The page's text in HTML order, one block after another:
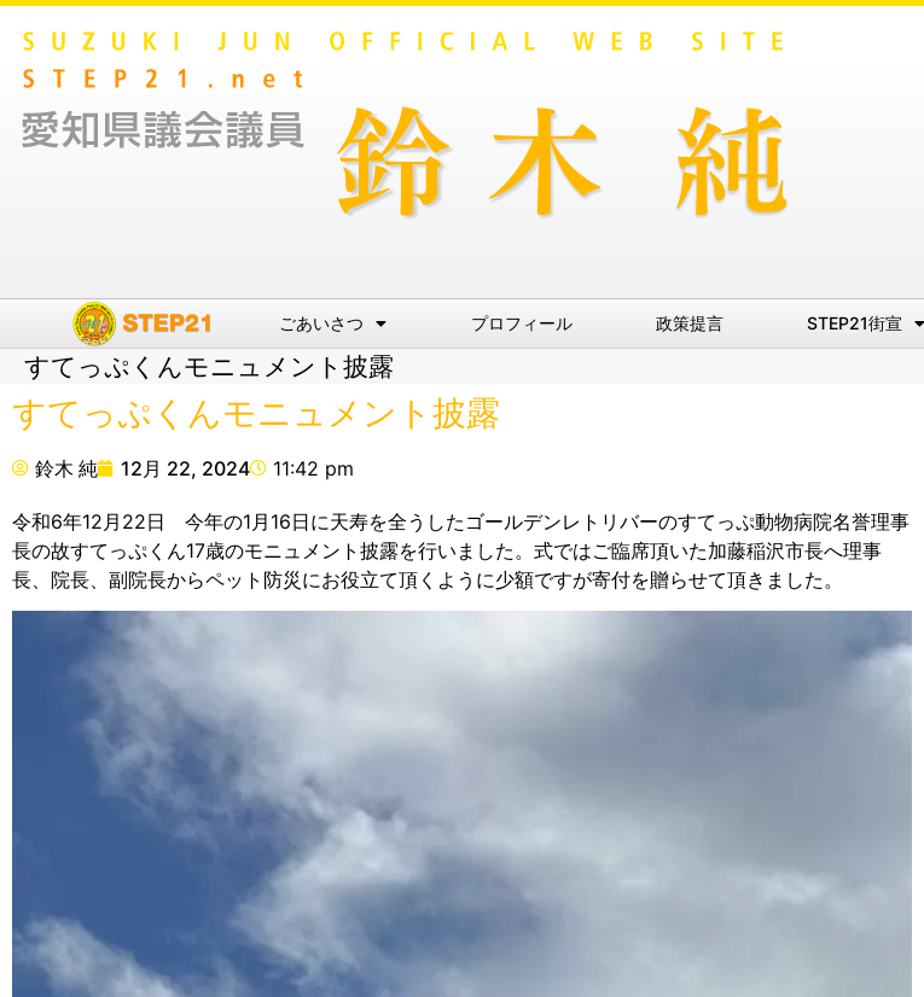
ごあいさつ プロフィール 政策提言 STEP21街宣
すてっぷくんモニュメント披露
すてっぷくんモニュメント披露
鈴木 純 12月 22, 2024 11:42 pm
令和6年12月22日 今年の1月16日に天寿を全うしたゴールデンレトリバーのすてっぷ動物病院名誉理事
長の故すてっぷくん17歳のモニュメント披露を行いました。式ではご臨席頂いた加藤稲沢市長へ理事
長、院長、副院長からペット防災にお役立て頂くように少額ですが寄付を贈らせて頂きました。